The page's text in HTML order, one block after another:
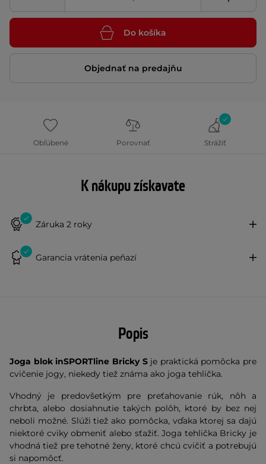
Do košíka
Objednať na predajňu
Obľúbené Porovnať Strážiť
K nákupu získavate
Záruka 2 roky
Garancia vrátenia peňazí
Popis
Joga blok inSPORTline Bricky S je praktická pomôcka pre
cvičenie jogy, niekedy tiež známa ako joga tehlička.
Vhodný je predovšetkým pre preťahovanie rúk, nôh a
chrbta, alebo dosiahnutie takých polôh, ktoré by bez nej
neboli možné. Slúži tiež ako pomôcka, vďaka ktorej sa dajú
niektoré cviky obmeniť alebo sťažiť. Joga tehlička Bricky je
vhodná tiež pre tehotné ženy, ktoré chcú cvičiť a potrebujú
si napomôcť.